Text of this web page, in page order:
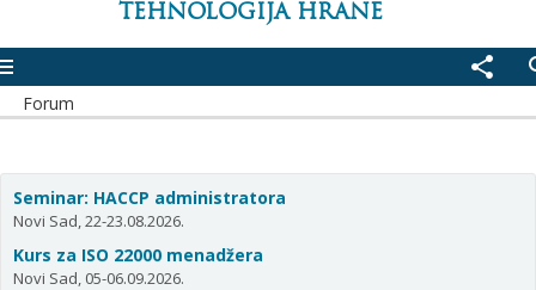
TEHNOLOGIJA HRANE
share
Forum
Seminar: HACCP administratora
Novi Sad, 22-23.08.2026.
Kurs za ISO 22000 menadžera
Novi Sad, 05-06.09.2026.